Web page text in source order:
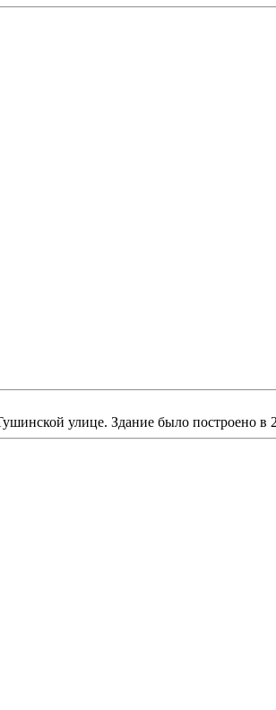
улице. Здание было построено